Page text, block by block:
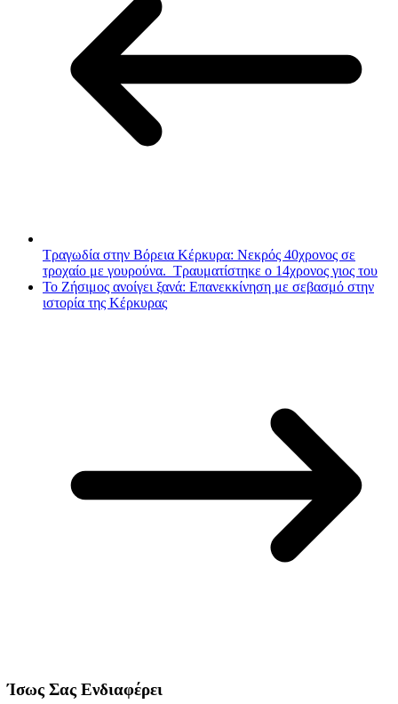
Τραγωδία στην Βόρεια Κέρκυρα: Νεκρός 40χρονος σε
τροχαίο με γουρούνα. Τραυματίστηκε ο 14χρονος γιος του
Το Ζήσιμος ανοίγει ξανά: Επανεκκίνηση με σεβασμό στην
ιστορία της Κέρκυρας
Ίσως Σας Ενδιαφέρει